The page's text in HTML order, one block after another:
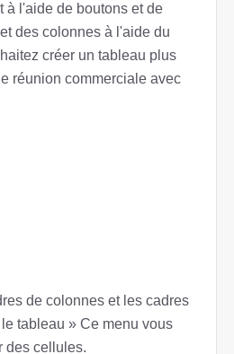
à l'aide de boutons et de
des colonnes à l'aide du
créer un tableau plus
réunion commerciale avec
de colonnes et les cadres
tableau » Ce menu vous
des cellules.